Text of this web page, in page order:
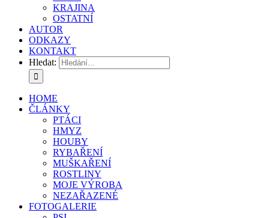
KRAJINA
OSTATNÍ
AUTOR
ODKAZY
KONTAKT
Hledat:
HOME
ČLÁNKY
PTÁCI
HMYZ
HOUBY
RYBAŘENÍ
MUŠKAŘENÍ
ROSTLINY
MOJE VÝROBA
NEZAŘAZENÉ
FOTOGALERIE